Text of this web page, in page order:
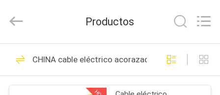
INICIO
PRODUCTOS
Cable
(Group)
All
Reserved.
XLPE aisló el cable
306
Productos
CHINA cable eléctrico acorazado